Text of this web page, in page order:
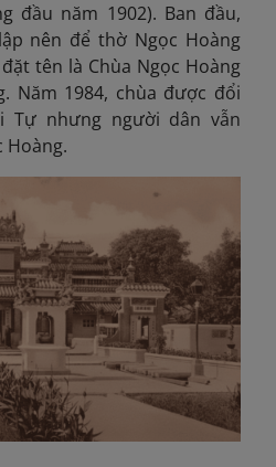
đầu năm 1902). Ban đầu,
nên để thờ Ngọc Hoàng
tên là Chùa Ngọc Hoàng
Năm 1984, chùa được đổi
Tự nhưng người dân vẫn
Hoàng.